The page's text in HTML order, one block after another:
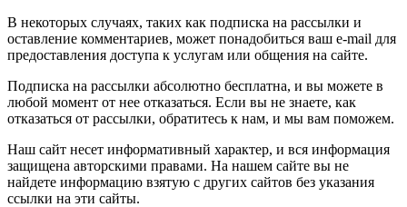
В некоторых случаях, таких как подписка на рассылки и
оставление комментариев, может понадобиться ваш e-mail для
предоставления доступа к услугам или общения на сайте.
Подписка на рассылки абсолютно бесплатна, и вы можете в
любой момент от нее отказаться. Если вы не знаете, как
отказаться от рассылки, обратитесь к нам, и мы вам поможем.
Наш сайт несет информативный характер, и вся информация
защищена авторскими правами. На нашем сайте вы не
найдете информацию взятую с других сайтов без указания
ссылки на эти сайты.